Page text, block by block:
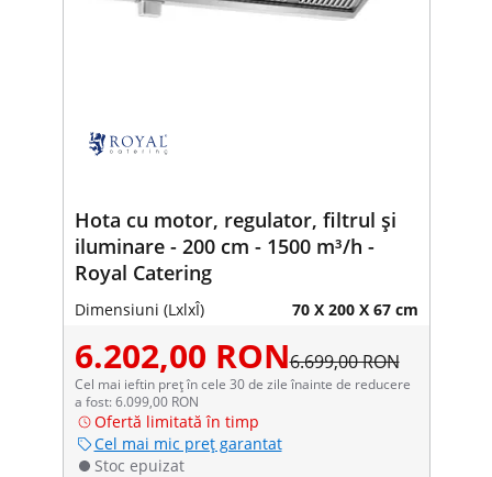
Hota cu motor, regulator, filtrul și
iluminare - 200 cm - 1500 m³/h -
Royal Catering
Dimensiuni (LxlxÎ) 70 X 200 X 67 cm
6.202,00 RON6.699,00 RON
Cel mai ieftin preț în cele 30 de zile înainte de reducere
a fost: 6.099,00 RON
Ofertă limitată în timp
Cel mai mic preț garantat
Stoc epuizat